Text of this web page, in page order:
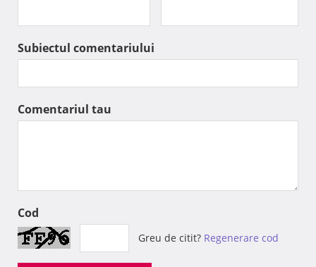
Subiectul comentariului
Comentariul tau
Cod
Greu de citit? Regenerare cod